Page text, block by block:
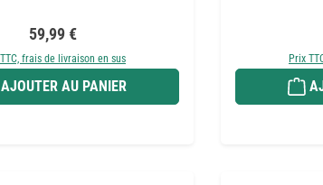
Prix régulier :
59,99 €
frais de livraison en sus
AJOUTER AU PANIER
Prix